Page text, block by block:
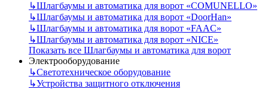
↳Шлагбаумы и автоматика для ворот «COMUNELLO»
↳Шлагбаумы и автоматика для ворот «DoorHan»
↳Шлагбаумы и автоматика для ворот «FAAC»
↳Шлагбаумы и автоматика для ворот «NICE»
Показать все Шлагбаумы и автоматика для ворот
Электрооборудование
↳Светотехническое оборудование
↳Устройства защитного отключения